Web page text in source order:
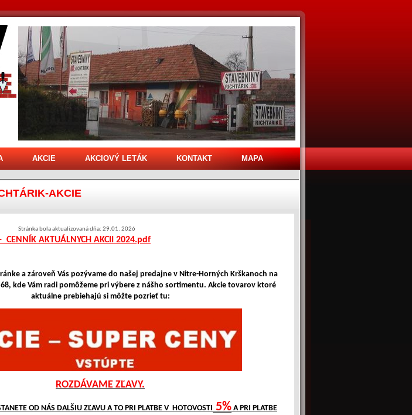
AKCIE
AKCIE AKCIOVÝ LETÁK KONTAKT MAPA
Stránka bola aktualizovaná dňa: 29.01. 2026
CENNÍK AKTUÁLNYCH AKCII 2024.pdf
a zároveň Vás pozývame do našej predajne v Nitre-Horných Krškanoch na
kde Vám radi pomôžeme pri výbere z nášho sortimentu. Akcie tovarov ktoré
aktuálne prebiehajú si môžte pozrieť tu:
ROZDÁVAME ZĽAVY.
OD NÁS DALŠIU ZĽAVU A TO PRI PLATBE V HOTOVOSTI 5% A PRI PLATBE